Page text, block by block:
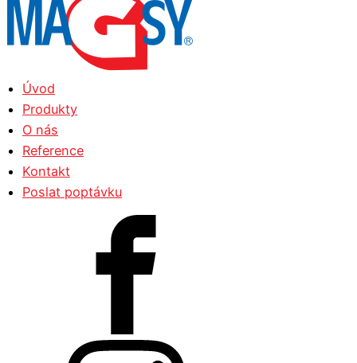
Úvod
Produkty
O nás
Reference
Kontakt
Poslat poptávku